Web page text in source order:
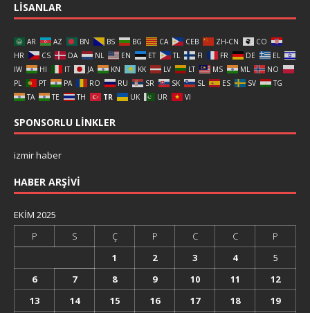
LISANLAR
AR AZ BN BS BG CA CEB ZH-CN
CO
HR
CS DA NL EN ET TL FI FR DE
EL
IW
HI IT JA KN KK LV LT MS ML
NO
PL
PT PA RO RU SR SK SL ES SV
TG
TA
TE TH TR UK UR VI
SPONSORLU LINKLER
izmir haber
HABER ARŞIVI
EKIM 2025
P
S Ç P C C
P
1
2 3 4
5
6
7 8 9 10 11
12
13
14 15 16 17 18 19